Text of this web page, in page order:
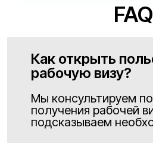
FAQ
Как открыть
рабочую визу?
Мы консультируем
получения рабочей
подсказываем